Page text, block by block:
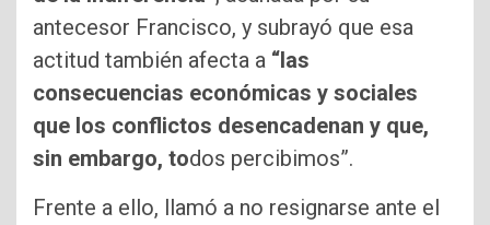
antecesor Francisco, y subrayó que esa
actitud también afecta a “las
consecuencias económicas y sociales
que los conflictos desencadenan y que,
sin embargo, todos percibimos”.
Frente a ello, llamó a no resignarse ante el